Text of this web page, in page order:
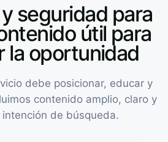
seguridad para
útil para
la oportunidad
debe posicionar, educar y
contenido amplio, claro y
de búsqueda.